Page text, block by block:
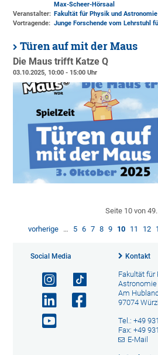
Max-Scheer-Hörsaal
Veranstalter: Fakultät für Physik und Astronomie
Vortragende: Junge Forschende vom Lehrstuhl
Türen auf mit der Maus
Die Maus trifft Katze Q
03.10.2025, 10:00 - 15:00 Uhr
Seite 10 von 49.
vorherige … 5 6 7 8 9 10 11 12
Social Media Kontakt
Fakultät für
Astronomie
Am Hubland
97074
Tel.: +49
Fax: +49
E-Mail